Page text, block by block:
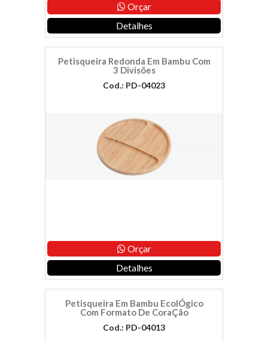
Orçar
Detalhes
Petisqueira Redonda Em Bambu Com
3 Divisões
Cod.: PD-04023
Orçar
Detalhes
Petisqueira Em Bambu EcolÓgico
Com Formato De CoraÇão
Cod.: PD-04013